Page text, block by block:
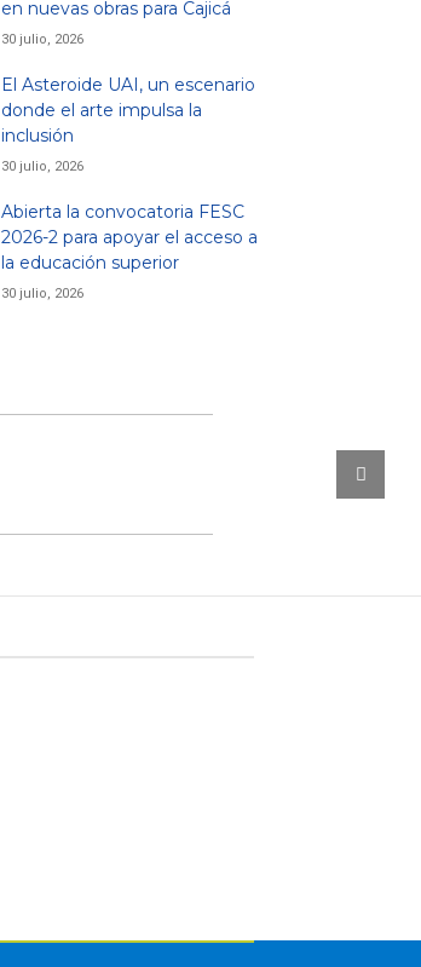
en nuevas obras para Cajicá
30 julio, 2026
El Asteroide UAI, un escenario
donde el arte impulsa la
inclusión
30 julio, 2026
Abierta la convocatoria FESC
2026-2 para apoyar el acceso a
la educación superior
30 julio, 2026